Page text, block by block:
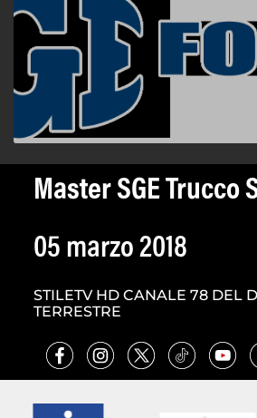
Master SGE Trucco
05 marzo 2018
STILETV HD CANALE 78 DEL
TERRESTRE